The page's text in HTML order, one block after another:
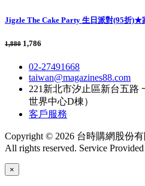
Jigzle The Cake Party 生日派對(95折)★
1,880 1,786
02-27491668
taiwan@magazines88.com
221新北市汐止區新台五路
世界中心D棟）
客戶服務
Copyright © 2026 台時購網股份
All rights reserved. Service
×